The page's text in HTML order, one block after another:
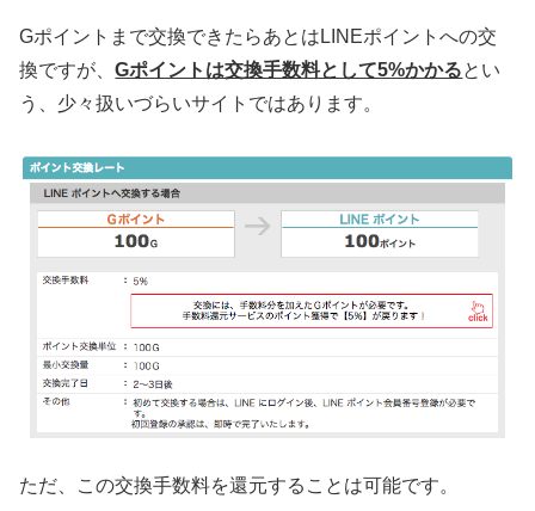
Gポイントまで交換できたらあとはLINEポイントへの交
換ですが、Gポイントは交換手数料として5%かかるとい
う、少々扱いづらいサイトではあります。
ただ、この交換手数料を還元することは可能です。